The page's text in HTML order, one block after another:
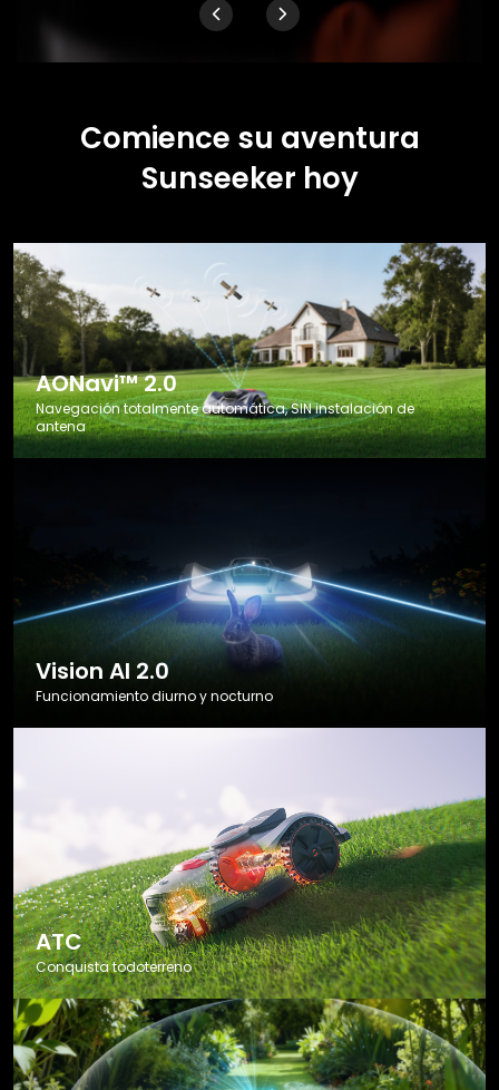
Comience su aventura
Sunseeker hoy
AONavi™ 2.0
Navegación totalmente automática, SIN instalación de
antena
Vision AI 2.0
Funcionamiento diurno y nocturno
ATC
Conquista todoterreno